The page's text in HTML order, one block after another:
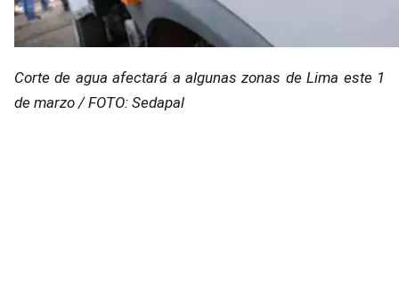
Corte de agua afectará a algunas zonas de Lima este 1
de marzo / FOTO: Sedapal